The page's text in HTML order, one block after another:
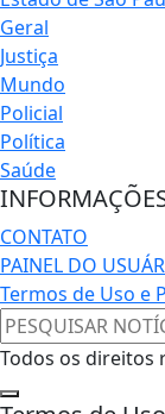
Geral
Justiça
Mundo
Policial
Política
Saúde
CONTATO
PAINEL DO
Termos de Uso e
Todos os direitos